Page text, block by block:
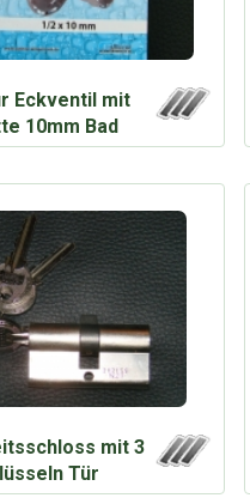
Eckventil mit
10mm Bad
mit 3
Tür